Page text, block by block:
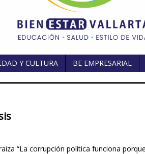
Y CULTURA BE EMPRESARIAL
“La corrupción política funciona porque